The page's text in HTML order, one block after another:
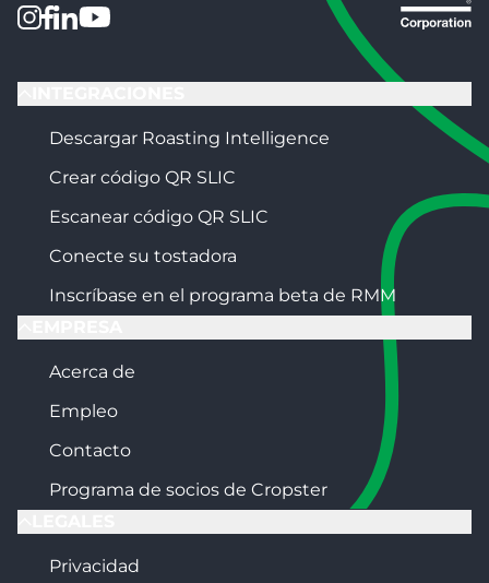
Descargar Roasting Intelligence
Crear código QR SLIC
Escanear código QR SLIC
Conecte su tostadora
Inscríbase en el programa beta de RMM
Acerca de
Empleo
Contacto
Programa de socios de Cropster
Privacidad